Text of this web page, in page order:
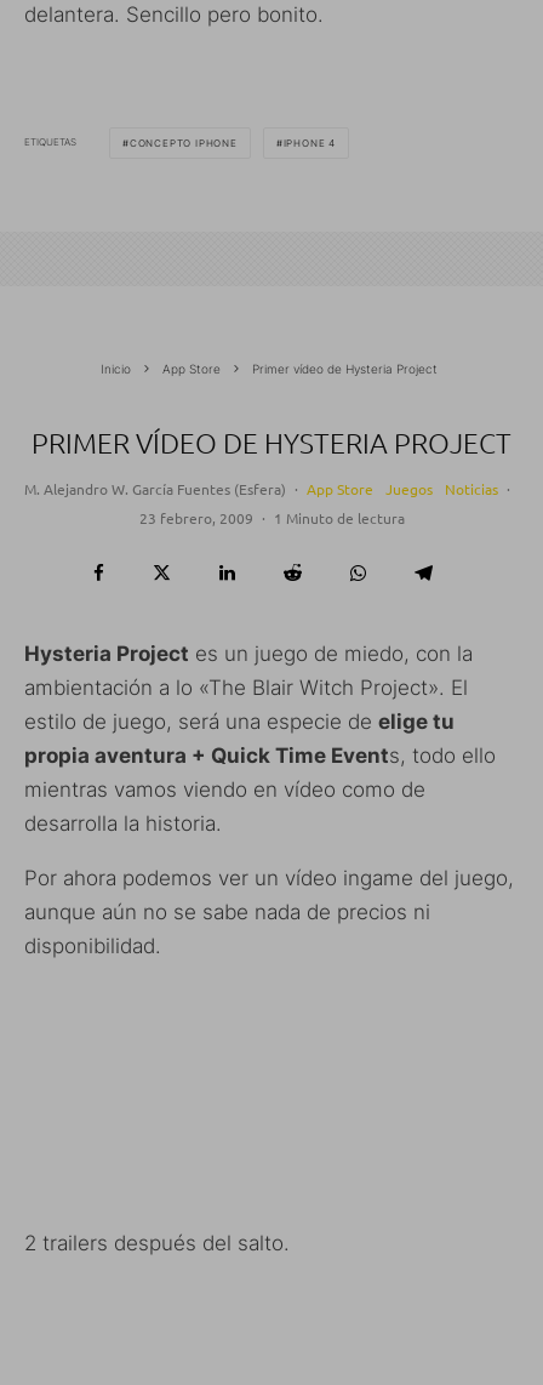
delantera. Sencillo pero bonito.
ETIQUETAS CONCEPTO IPHONE IPHONE 4
Inicio App Store Primer vídeo de Hysteria Project
PRIMER VÍDEO DE HYSTERIA PROJECT
M. Alejandro W. García Fuentes (Esfera) · App Store Juegos Noticias ·
23 febrero, 2009 · 1 Minuto de lectura
Hysteria Project es un juego de miedo, con la
ambientación a lo «The Blair Witch Project». El
estilo de juego, será una especie de elige tu
propia aventura + Quick Time Events, todo ello
mientras vamos viendo en vídeo como de
desarrolla la historia.
Por ahora podemos ver un vídeo ingame del juego,
aunque aún no se sabe nada de precios ni
disponibilidad.
2 trailers después del salto.